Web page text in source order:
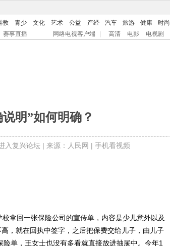
教 青少 文化 艺术 公益 产经 汽车 旅游 健康 时尚
赛事直播 网络电视客户端 高清 电影 电视剧
明”如何明确？
入复兴论坛| 来源：人民网 | 手机看视频
回一张保险公司的宣传单，内容是少儿意外以及
，就在回执中签字，之后把保费交给儿子，由儿子
单，王女士也没有多看就直接放进抽屉中。今年1